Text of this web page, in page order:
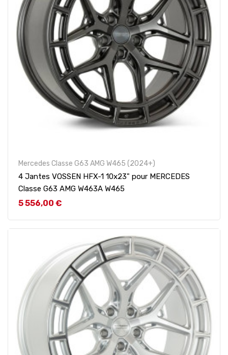
Mercedes Classe G63 AMG W465 (2024+)
4 Jantes VOSSEN HFX-1 10x23" pour MERCEDES
Classe G63 AMG W463A W465
Prix
5 556,00 €